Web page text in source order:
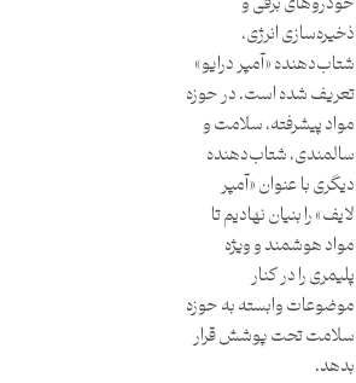
ذخیره‌سازی انرژی،
شتاب‌دهنده «آمپر درایو»
تعریف شده است. در حوزه
مواد پیشرفته، سلامت و
سالمندی، شتاب‌دهنده
دیگری با عنوان «آمپر
لایف» را بنیان نهادیم تا
مواد هوشمند و ویژه
پلیمری را در کنار
موضوعات وابسته به حوزه
سلامت تحت‌ پوشش قرار
بدهد.